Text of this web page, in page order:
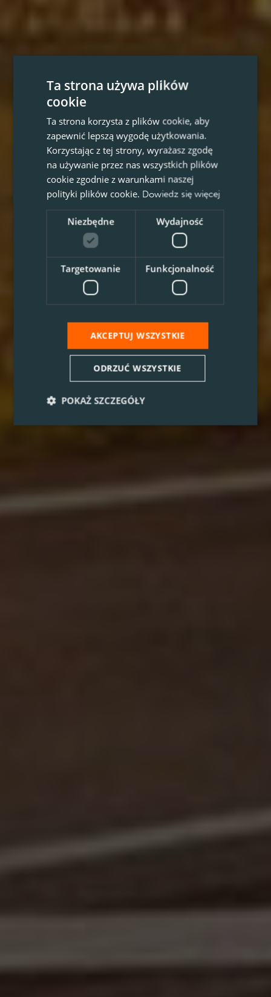
Ta strona używa plików
cookie
Ta strona korzysta z plików cookie, aby
zapewnić lepszą wygodę użytkowania.
Korzystając z tej strony, wyrażasz zgodę
na używanie przez nas wszystkich plików
cookie zgodnie z warunkami naszej
polityki plików cookie. Dowiedz się więcej
Niezbędne Wydajność
Targetowanie Funkcjonalność
AKCEPTUJ WSZYSTKIE
ODRZUĆ WSZYSTKIE
POKAŻ SZCZEGÓŁY